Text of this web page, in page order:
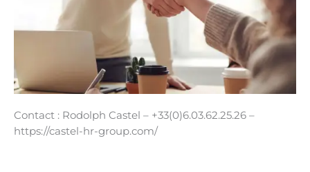
Contact : Rodolph Castel – +33(0)6.03.62.25.26 –
https://castel-hr-group.com/